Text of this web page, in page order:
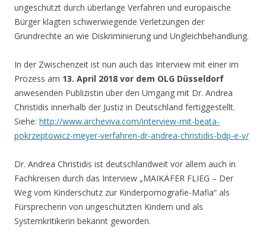
ungeschützt durch überlange Verfahren und europäische
Bürger klagten schwerwiegende Verletzungen der
Grundrechte an wie Diskriminierung und Ungleichbehandlung.
In der Zwischenzeit ist nun auch das Interview mit einer im
Prozess am 13. April 2018 vor dem OLG Düsseldorf
anwesenden Publizistin über den Umgang mit Dr. Andrea
Christidis innerhalb der Justiz in Deutschland fertiggestellt.
Siehe: http://www.archeviva.com/interview-mit-beata-
pokrzeptowicz-meyer-verfahren-dr-andrea-christidis-bdp-e-v/
Dr. Andrea Christidis ist deutschlandweit vor allem auch in
Fachkreisen durch das Interview „MAIKÄFER FLIEG – Der
Weg vom Kinderschutz zur Kinderpornografie-Mafia“ als
Fürsprecherin von ungeschützten Kindern und als
Systemkritikerin bekannt geworden.